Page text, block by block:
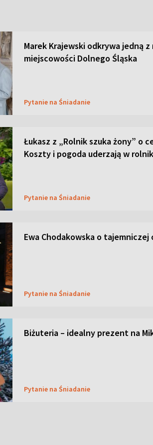
Marek Krajewski odkrywa jedną
miejscowości Dolnego Śląska
Pytanie na Śniadanie
Łukasz z „Rolnik szuka żony” o
Koszty i pogoda uderzają w
Pytanie na Śniadanie
Ewa Chodakowska o tajemniczej
Pytanie na Śniadanie
Biżuteria – idealny prezent na
Pytanie na Śniadanie